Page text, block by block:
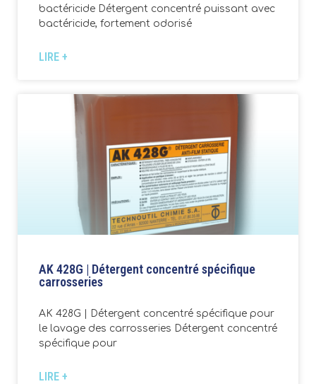
bactéricide Détergent concentré puissant avec
bactéricide, fortement odorisé
LIRE +
AK 428G | Détergent concentré spécifique
carrosseries
AK 428G | Détergent concentré spécifique pour
le lavage des carrosseries Détergent concentré
spécifique pour
LIRE +